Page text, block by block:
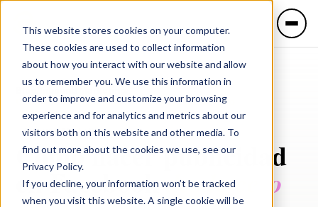
This website stores cookies on your computer.
These cookies are used to collect information
about how you interact with our website and allow
us to remember you. We use this information in
order to improve and customize your browsing
experience and for analytics and metrics about our
visitors both on this website and other media. To
find out more about the cookies we use, see our
Privacy Policy.
If you decline, your information won’t be tracked
when you visit this website. A single cookie will be
IDIOMA
🇲🇽 Español 🇺🇸 English
Servicios
Inbound Marketing
Como hacer publicidad en Facebook desde cero
Inbound Marketing
Como hacer publicidad
en Facebookdesde cero